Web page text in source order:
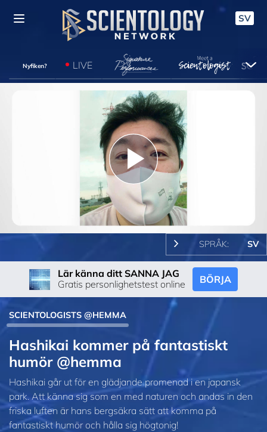
SV
Nyfiken? LIVE
Play
Video
SPRÅK: SV
Lär känna ditt SANNA JAG
Gratis personlighetstest online
BÖRJA
SCIENTOLOGISTS @HEMMA
Hashikai kommer på fantastiskt
humör @hemma
Hashikai går ut för en glädjande promenad i en japansk
park. Att känna sig som en med naturen och andas in den
friska luften är hans bergsäkra sätt att komma på
fantastiskt humör och hålla sig högtonig!